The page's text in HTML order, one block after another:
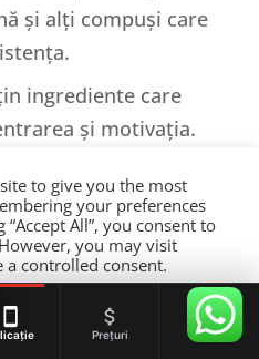
și alți compuși care
ingrediente care
și motivația.
indicațiilor de pe
cu 30 de minute
to give you the most
your preferences
All”, you consent to
you may visit
a controlled consent.
Prețuri Bazar